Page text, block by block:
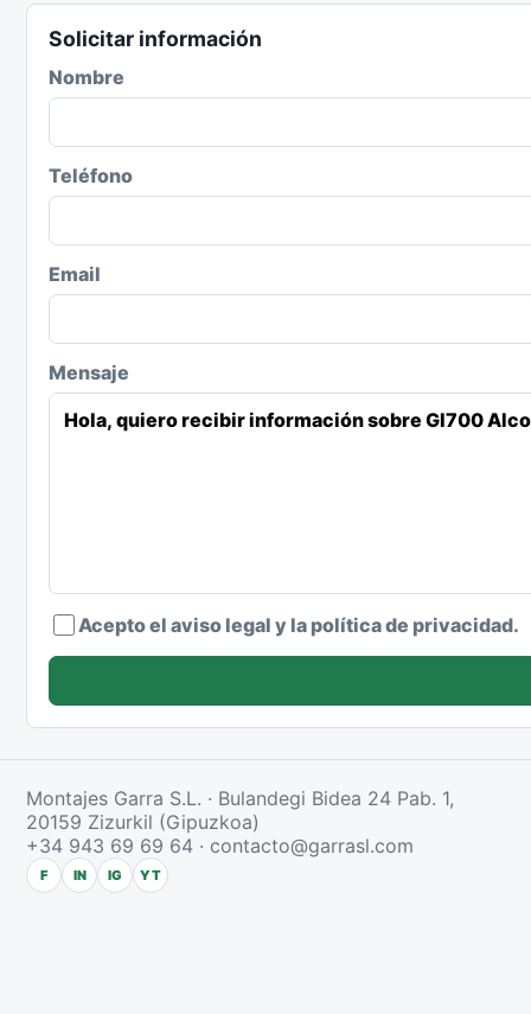
Solicitar información
Nombre
Teléfono
Email
Mensaje
Acepto el aviso legal y la política de privacidad.
Montajes Garra S.L. · Bulandegi Bidea 24 Pab. 1,
20159 Zizurkil (Gipuzkoa)
+34 943 69 69 64 · contacto@garrasl.com
F IN IG YT